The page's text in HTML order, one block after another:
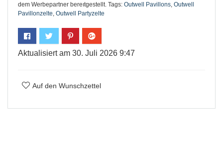
dem Werbepartner bereıtgestellt. Tags: Outwell Pavillons, Outwell
Pavillonzelte, Outwell Partyzelte
Aktualisiert am 30. Juli 2026 9:47
Auf den Wunschzettel